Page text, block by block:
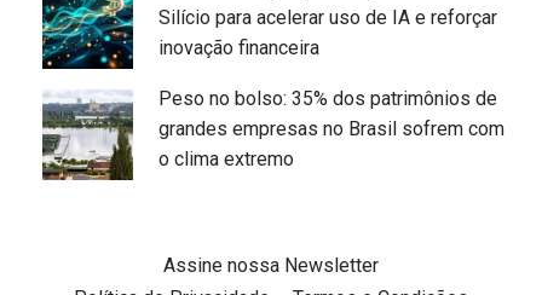
Silício para acelerar uso de IA e reforçar
inovação financeira
Peso no bolso: 35% dos patrimônios de
grandes empresas no Brasil sofrem com
o clima extremo
Assine nossa Newsletter